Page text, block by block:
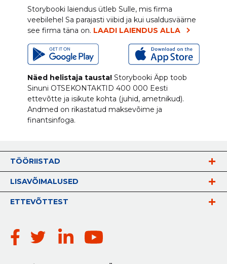
Storybooki laiendus ütleb Sulle, mis firma
veebilehel Sa parajasti viibid ja kui usaldusväärne
see firma täna on. LAADI LAIENDUS ALLA
Näed helistaja tausta! Storybooki Äpp toob
Sinuni OTSEKONTAKTID 400 000 Eesti
ettevõtte ja isikute kohta (juhid, ametnikud).
Andmed on rikastatud maksevõime ja
finantsinfoga.
TÖÖRIISTAD
LISAVÕIMALUSED
ETTEVÕTTEST